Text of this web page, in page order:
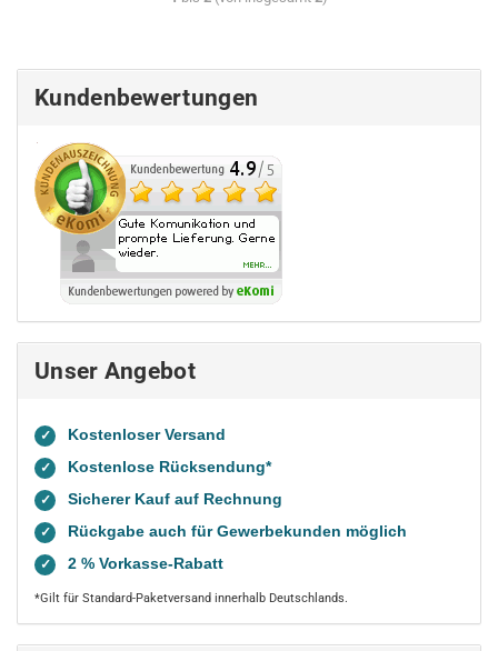
Kundenbewertungen
Unser Angebot
✓ Kostenloser Versand
✓ Kostenlose Rücksendung*
✓ Sicherer Kauf auf Rechnung
✓ Rückgabe auch für Gewerbekunden möglich
✓ 2 % Vorkasse-Rabatt
*Gilt für Standard-Paketversand innerhalb Deutschlands.